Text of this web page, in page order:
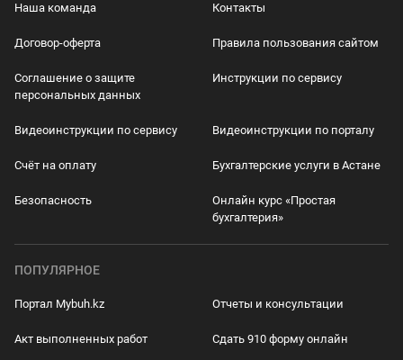
Наша команда Контакты
Договор-оферта Правила пользования сайтом
Соглашение о защите
персональных данных
Инструкции по сервису
Видеоинструкции по сервису Видеоинструкции по порталу
Счёт на оплату Бухгалтерские услуги в Астане
Безопасность
Онлайн курс «Простая
бухгалтерия»
ПОПУЛЯРНОЕ
Портал Mybuh.kz Отчеты и консультации
Акт выполненных работ Сдать 910 форму онлайн